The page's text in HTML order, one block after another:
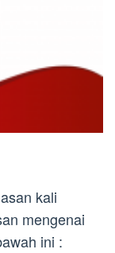
kali
mengenai
ini :